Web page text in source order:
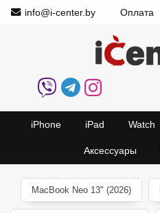
info@i-center.by Оплата
iPhone iPad Watch
Аксессуары
MacBook Neo 13" (2026)